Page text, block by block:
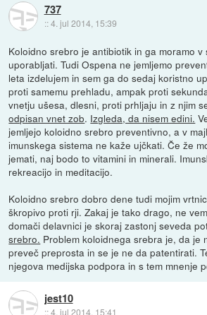
737
::4. jul 2014, 15:39
Koloidno srebro je antibiotik in ga moramo v
uporabljati. Tudi Ospena ne jemljemo
leta izdelujem in sem ga do sedaj koristno
proti samemu prehladu, ampak proti
vnetju ušesa, dlesni, proti prhljaju in z njim
odpisan vnet zob. Izgleda, da nisem edini.
jemljejo koloidno srebro preventivno, a v
imunskega sistema ne kaže ujčkati. Če že
jemati, naj bodo to vitamini in minerali.
rekreacijo in meditacijo.
Koloidno srebro dobro dene tudi mojim
škropivo proti rji. Zakaj je tako drago, ne
domači delavnici je skoraj zastonj seveda
srebro. Problem koloidnega srebra je, da je
preveč preprosta in se je ne da patentirati.
njegova medijska podpora in s tem mnenje
jest10
::4. jul 2014, 15:41